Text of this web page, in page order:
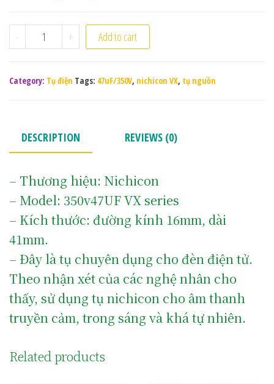
- Tụ Nichicon VX 47uF/350V quantity
+ Add to cart
Category: Tụ điện Tags: 47uF/350V, nichicon VX, tụ nguồn
DESCRIPTION REVIEWS (0)
– Thương hiệu: Nichicon
– Model: 350v47UF VX series
– Kích thước: đường kính 16mm, dài
41mm.
– Đây là tụ chuyên dụng cho đèn điện tử.
Theo nhận xét của các nghệ nhân cho
thấy, sử dụng tụ nichicon cho âm thanh
truyền cảm, trong sáng và khá tự nhiên.
Related products